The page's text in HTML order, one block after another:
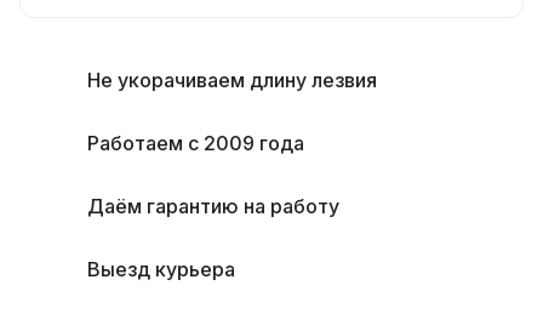
Не укорачиваем длину лезвия
Работаем с 2009 года
Даём гарантию на работу
Выезд курьера